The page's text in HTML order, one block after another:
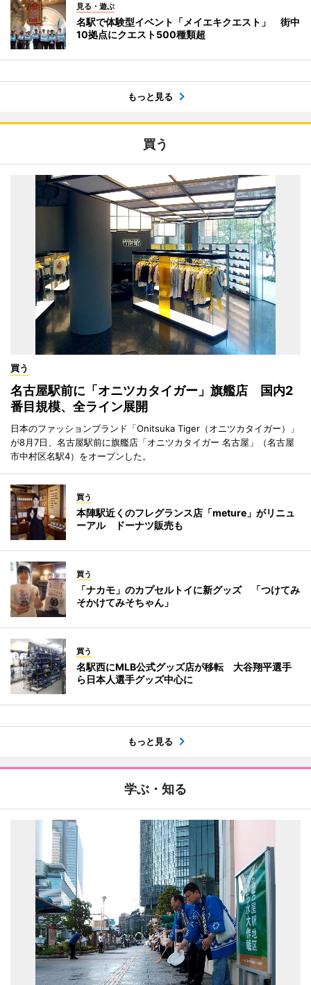
見る・遊ぶ
名駅で体験型イベント「メイエキクエスト」 街中
10拠点にクエスト500種類超
もっと見る
買う
買う
名古屋駅前に「オニツカタイガー」旗艦店 国内2
番目規模、全ライン展開
日本のファッションブランド「Onitsuka Tiger（オニツカタイガー）」
が8月7日、名古屋駅前に旗艦店「オニツカタイガー 名古屋」（名古屋
市中村区名駅4）をオープンした。
買う
本陣駅近くのフレグランス店「meture」がリニュ
ーアル ドーナツ販売も
買う
「ナカモ」のカプセルトイに新グッズ 「つけてみ
そかけてみそちゃん」
買う
名駅西にMLB公式グッズ店が移転 大谷翔平選手
ら日本人選手グッズ中心に
もっと見る
学ぶ・知る